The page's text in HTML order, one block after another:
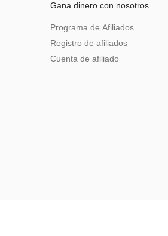
Gana dinero con nosotros
Programa de Afiliados
Registro de afiliados
Cuenta de afiliado